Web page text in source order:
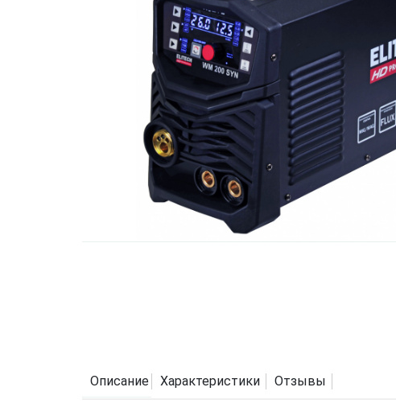
Описание Характеристики Отзывы